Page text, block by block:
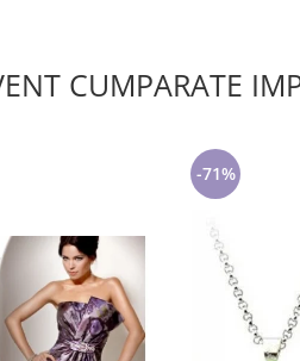
CUMPARATE
-71%